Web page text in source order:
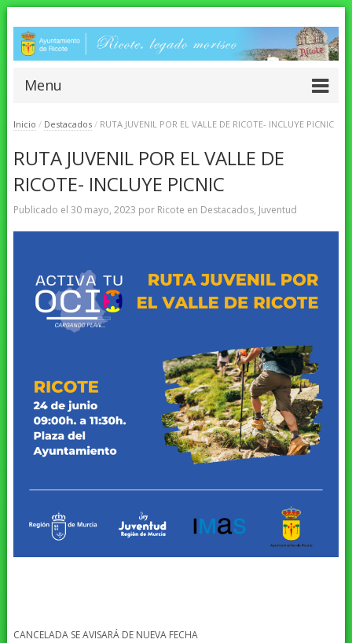
Menu
Inicio / Destacados / RUTA JUVENIL POR EL VALLE DE RICOTE- INCLUYE PICNIC
RUTA JUVENIL POR EL VALLE DE
RICOTE- INCLUYE PICNIC
Publicado el 30 mayo, 2023 por Ricote en Destacados, Juventud
CANCELADA SE AVISARÁ DE NUEVA FECHA